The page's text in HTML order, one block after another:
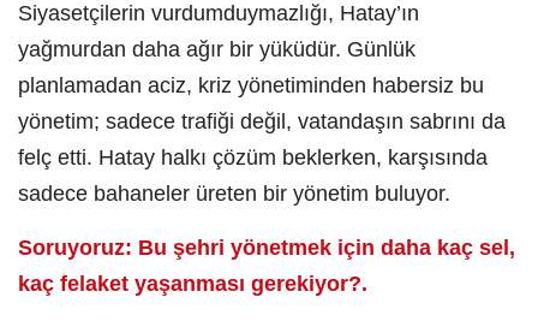
​Siyasetçilerin vurdumduymazlığı, Hatay’ın
yağmurdan daha ağır bir yüküdür. Günlük
planlamadan aciz, kriz yönetiminden habersiz bu
yönetim; sadece trafiği değil, vatandaşın sabrını da
felç etti. Hatay halkı çözüm beklerken, karşısında
sadece bahaneler üreten bir yönetim buluyor.
Soruyoruz: Bu şehri yönetmek için daha kaç sel,
kaç felaket yaşanması gerekiyor?.